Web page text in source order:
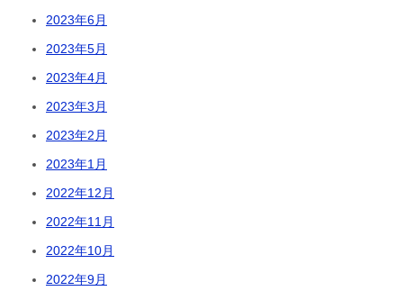
2023年6月
2023年5月
2023年4月
2023年3月
2023年2月
2023年1月
2022年12月
2022年11月
2022年10月
2022年9月